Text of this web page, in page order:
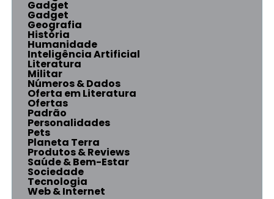
Gadget
Gadget
Geografia
História
Humanidade
Inteligência Artificial
Literatura
Militar
Números & Dados
Oferta em Literatura
Ofertas
Padrão
Personalidades
Pets
Planeta Terra
Produtos & Reviews
Saúde & Bem-Estar
Sociedade
Tecnologia
Web & Internet